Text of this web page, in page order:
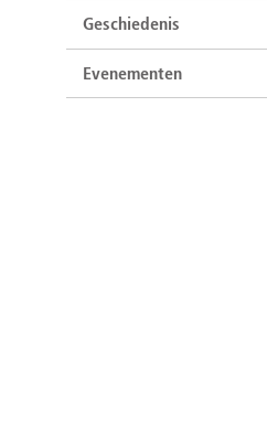
Geschiedenis
Evenementen